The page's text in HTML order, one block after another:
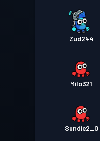
Zud244
Milo321
Sundie2_0